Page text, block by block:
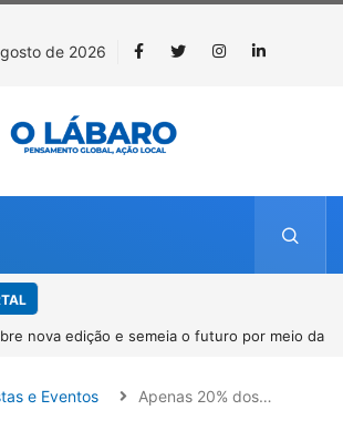
de 2026
nova edição e semeia o futuro por meio da
e Eventos Apenas 20% dos…